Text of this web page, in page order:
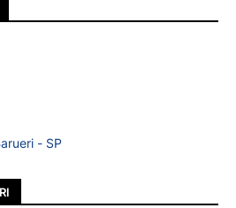
- SP